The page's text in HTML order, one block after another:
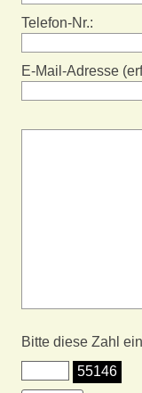
Telefon-Nr.:
E-Mail-Adresse
Bitte diese Zahl
55146